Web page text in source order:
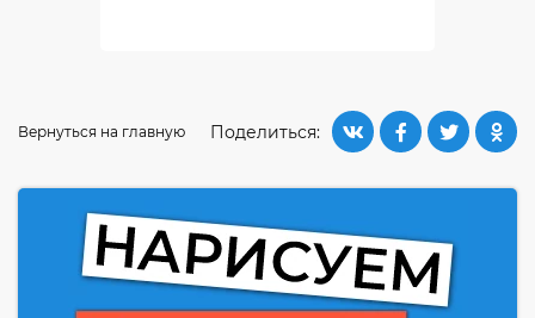
Поделиться:
Вернуться на главную